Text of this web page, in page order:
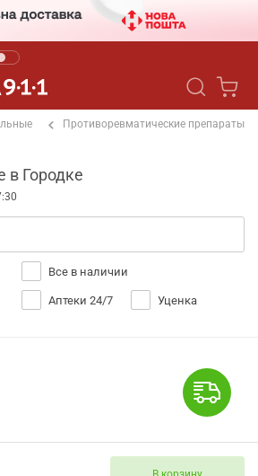
Противоревматические препараты
в Городке
Все в наличии
Аптеки 24/7 Уценка